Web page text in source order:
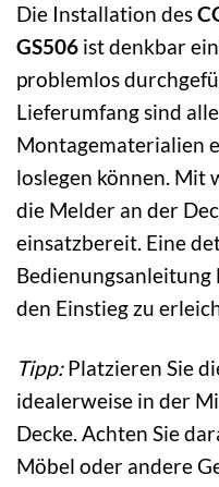
Die Installation des
GS506 ist denkbar
problemlos
Lieferumfang sind
Montagematerialien
loslegen können. Mit
die Melder an der
einsatzbereit. Eine
Bedienungsanleitung
den Einstieg zu
Tipp:Platzieren Sie
idealerweise in der
Decke. Achten Sie
Möbel oder andere